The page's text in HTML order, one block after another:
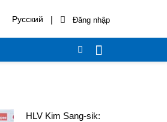
Русский |
HLV Kim Sang-sik: